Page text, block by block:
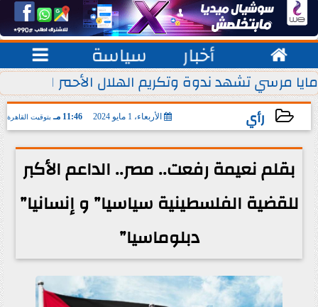
 أخبار سياسة 
يوليو من كل عام
مايا مرسي تشهد ندوة وتكريم الهلال الأحمر
رأي الأربعاء، 1 مايو 2024 11:46 مـ بتوقيت القاهرة
2024-05-01 23:46:45
بقلم نعيمة رفعت.. مصر.. الداعم الأكبر
للقضية الفلسطينية سياسيا” و إنسانيا”
دبلوماسيا”